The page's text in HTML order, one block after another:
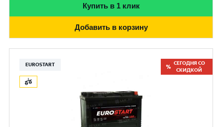
Купить в 1 клик
Добавить в корзину
EUROSTART
СЕГОДНЯ СО
СКИДКОЙ